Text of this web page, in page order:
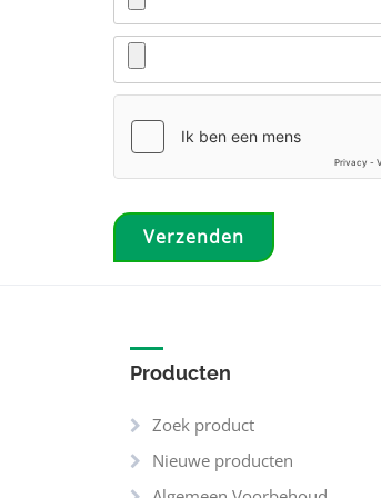
Producten
Zoek product
Nieuwe producten